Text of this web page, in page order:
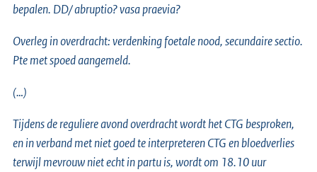
bepalen. DD/ abruptio? vasa praevia?
Overleg in overdracht: verdenking foetale nood, secundaire sectio.
Pte met spoed aangemeld.
(…)
Tijdens de reguliere avond overdracht wordt het CTG besproken,
en in verband met niet goed te interpreteren CTG en bloedverlies
terwijl mevrouw niet echt in partu is, wordt om 18.10 uur